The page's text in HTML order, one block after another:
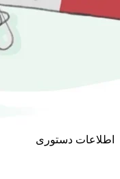
اطلاعات دستوری